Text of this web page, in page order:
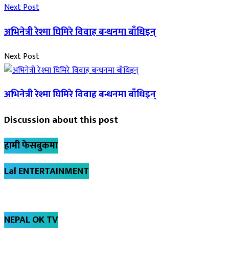
Next Post
अभिनेत्री रेश्मा घिमिरे विवाह बन्धनमा बाँधिइन्
Next Post
अभिनेत्री रेश्मा घिमिरे विवाह बन्धनमा बाँधिइन्
Discussion about this post
हामी फेसबुकमा
Lal ENTERTAINMENT
NEPAL OK TV